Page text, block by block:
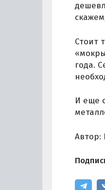
Стоит
года.
И еще
Автор: